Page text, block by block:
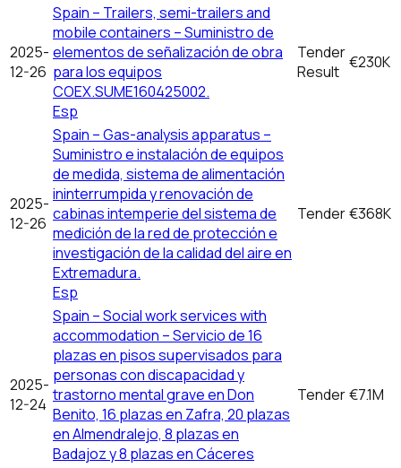
2025-
12-26
Spain – Trailers, semi-trailers and
mobile containers – Suministro de
elementos de señalización de obra
para los equipos
COEX.SUME160425002.
Esp
Tender
Result €230K
2025-
12-26
Spain – Gas-analysis apparatus –
Suministro e instalación de equipos
de medida, sistema de alimentación
ininterrumpida y renovación de
cabinas intemperie del sistema de
medición de la red de protección e
investigación de la calidad del aire en
Extremadura.
Esp
Tender€368K
2025-
12-24
Spain – Social work services with
accommodation – Servicio de 16
plazas en pisos supervisados para
personas con discapacidad y
trastorno mental grave en Don
Benito, 16 plazas en Zafra, 20 plazas
en Almendralejo, 8 plazas en
Badajoz y 8 plazas en Cáceres
Tender€7.1M